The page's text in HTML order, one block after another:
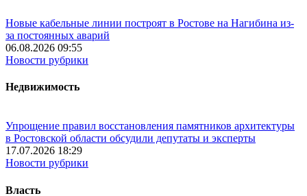
Новые кабельные линии построят в Ростове на Нагибина из-
за постоянных аварий
06.08.2026 09:55
Новости рубрики
Недвижимость
Упрощение правил восстановления памятников архитектуры
в Ростовской области обсудили депутаты и эксперты
17.07.2026 18:29
Новости рубрики
Власть